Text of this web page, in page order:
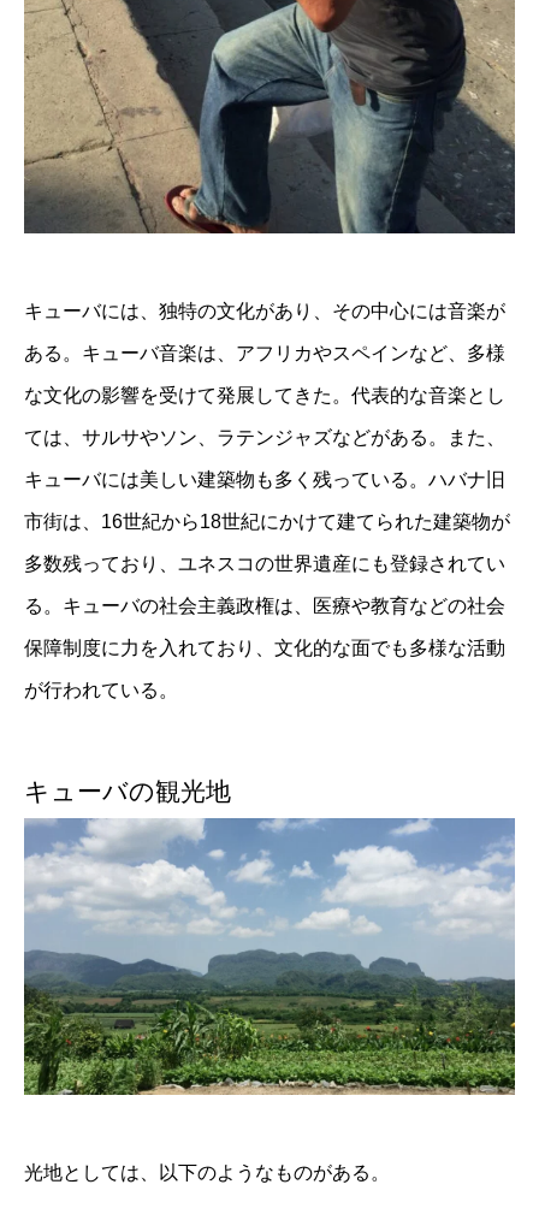
キューバには、独特の文化があり、その中心には音楽が
ある。キューバ音楽は、アフリカやスペインなど、多様
な文化の影響を受けて発展してきた。代表的な音楽とし
ては、サルサやソン、ラテンジャズなどがある。また、
キューバには美しい建築物も多く残っている。ハバナ旧
市街は、16世紀から18世紀にかけて建てられた建築物が
多数残っており、ユネスコの世界遺産にも登録されてい
る。キューバの社会主義政権は、医療や教育などの社会
保障制度に力を入れており、文化的な面でも多様な活動
が行われている。
キューバの観光地
光地としては、以下のようなものがある。